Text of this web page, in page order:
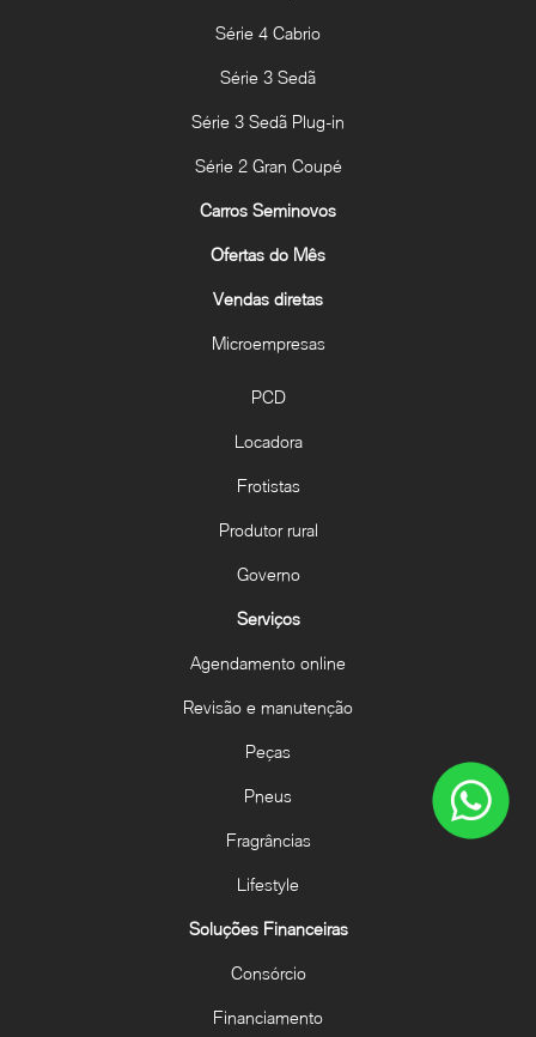
Série 4 Cabrio
Série 3 Sedã
Série 3 Sedã Plug-in
Série 2 Gran Coupé
Carros Seminovos
Ofertas do Mês
Vendas diretas
Microempresas
PCD
Locadora
Frotistas
Produtor rural
Governo
Serviços
Agendamento online
Revisão e manutenção
Peças
Pneus
Fragrâncias
Lifestyle
Soluções Financeiras
Consórcio
Financiamento